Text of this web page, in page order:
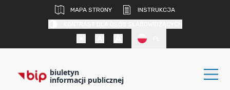
MAPA STRONY
INSTRUKCJA
biuletyn
informacji publicznej